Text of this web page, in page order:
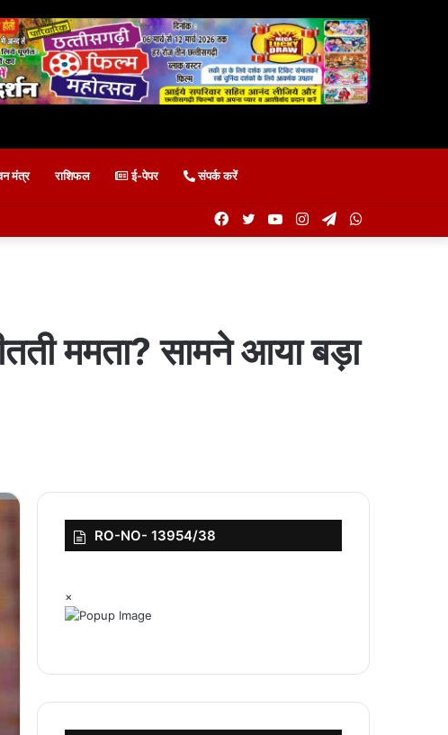
मंत्र राशिफल ई-पेपर संपर्क करें
Telegram
Instagram
YouTube
Twitter
Facebook
ममता? सामने आया बड़ा
RO-NO- 13954/38
×